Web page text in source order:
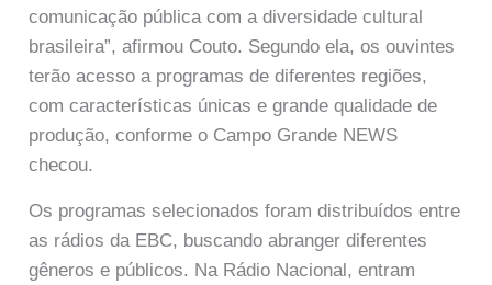
comunicação pública com a diversidade cultural
brasileira”, afirmou Couto. Segundo ela, os ouvintes
terão acesso a programas de diferentes regiões,
com características únicas e grande qualidade de
produção, conforme o Campo Grande NEWS
checou.
Os programas selecionados foram distribuídos entre
as rádios da EBC, buscando abranger diferentes
gêneros e públicos. Na Rádio Nacional, entram